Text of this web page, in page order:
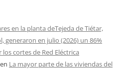
en la planta deTejeda de Tiétar,
generaron en julio (2026) un 86%
cortes de Red Eléctrica
en La mayor parte de las viviendas del